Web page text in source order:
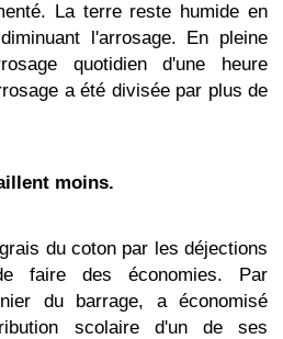
La terre reste humide en
l'arrosage. En pleine
quotidien d'une heure
a été divisée par plus de
moins.
du coton par les déjections
faire des économies. Par
du barrage, a économisé
scolaire d'un de ses